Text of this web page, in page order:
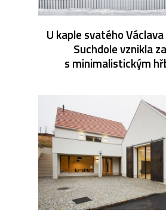
U kaple svatého
Suchdole vznikla
s minimalistickým